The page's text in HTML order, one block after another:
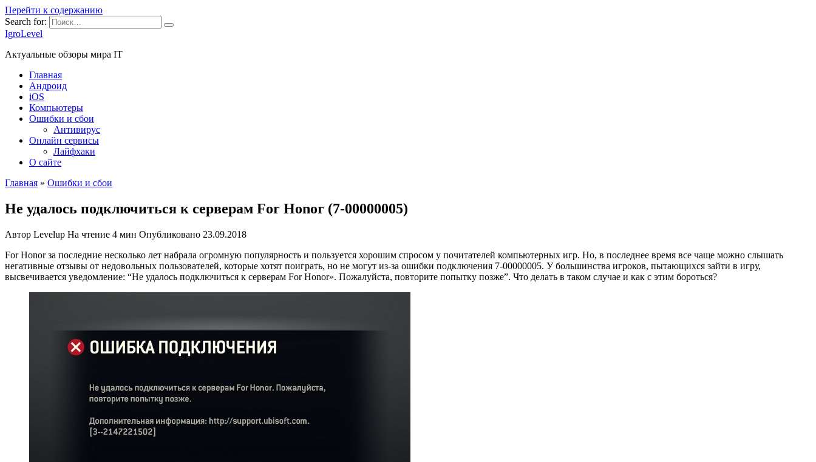
Перейти к содержанию
Search for:
IgroLevel
Актуальные обзоры мира IT
Главная
Андроид
iOS
Компьютеры
Ошибки и сбои
Антивирус
Онлайн сервисы
Лайфхаки
О сайте
Главная » Ошибки и сбои
Не удалось подключиться к серверам For Honor (7-00000005)
Автор Levelup На чтение 4 мин Опубликовано 23.09.2018
For Honor за последние несколько лет набрала огромную популярность и пользуется хорошим спросом у почитателей компьютерных игр. Но, в последнее время все чаще можно слышать
негативные отзывы от недовольных пользователей, которые хотят поиграть, но не могут из-за ошибки подключения 7-00000005. У большинства игроков, пытающихся зайти в игру,
высвечивается уведомление: “Не удалось подключиться к серверам For Honor». Пожалуйста, повторите попытку позже”. Что делать в таком случае и как с этим бороться?